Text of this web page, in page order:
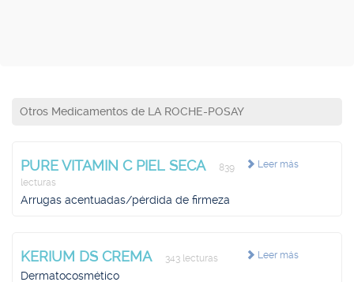
Otros Medicamentos de LA ROCHE-POSAY
Leer más
PURE VITAMIN C PIEL SECA
839
lecturas
Arrugas acentuadas/pérdida de firmeza
Leer más
KERIUM DS CREMA 343 lecturas
Dermatocosmético